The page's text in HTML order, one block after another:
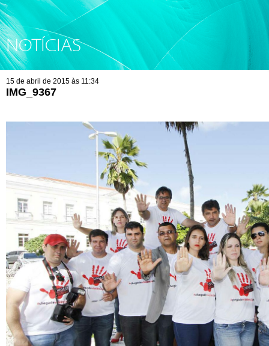
NOTÍCIAS
15 de abril de 2015 às 11:34
IMG_9367